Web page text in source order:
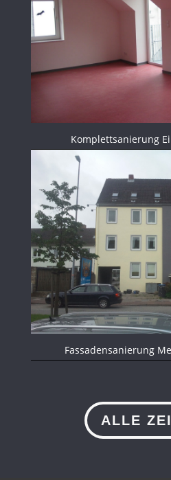
Komplettsanierung
Fassadensanierung
ALLE